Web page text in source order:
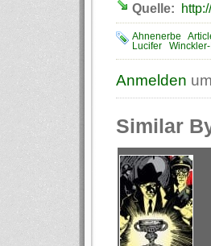
Quelle:
Ahnenerbe
Lucifer
Anmelden
Similar